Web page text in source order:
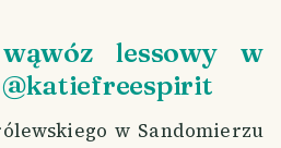
lessowy w
@katiefreespirit
w Sandomierzu